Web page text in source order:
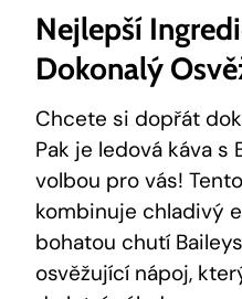
Nejlepší
Dokonalý
Chcete si dopřát
Pak je ledová káva s
volbou pro vás!
kombinuje chladivý
bohatou chutí
osvěžující nápoj,